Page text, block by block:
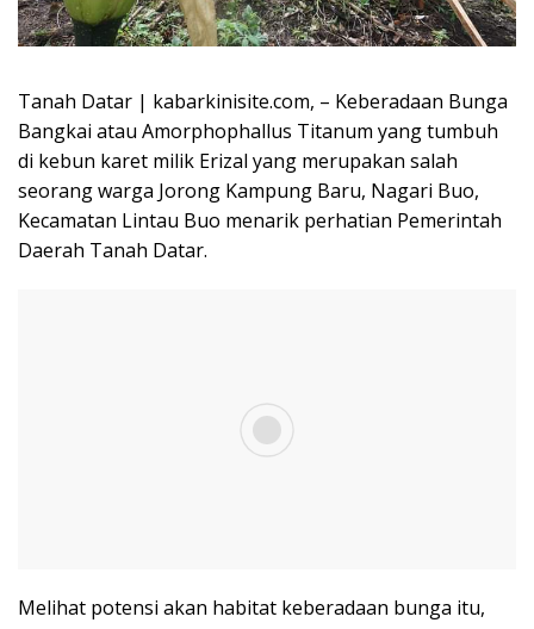
Tanah Datar | kabarkinisite.com, – Keberadaan Bunga
Bangkai atau Amorphophallus Titanum yang tumbuh
di kebun karet milik Erizal yang merupakan salah
seorang warga Jorong Kampung Baru, Nagari Buo,
Kecamatan Lintau Buo menarik perhatian Pemerintah
Daerah Tanah Datar.
Melihat potensi akan habitat keberadaan bunga itu,